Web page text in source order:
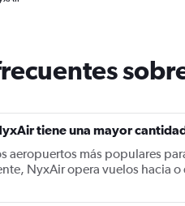
tiene una mayor
aeropuertos más populares
NyxAir opera vuelos hacia